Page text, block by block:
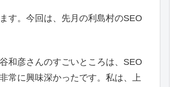
す。今回は、先月の利島村のSEO
和彦さんのすごいところは、SEO
常に興味深かったです。私は、上